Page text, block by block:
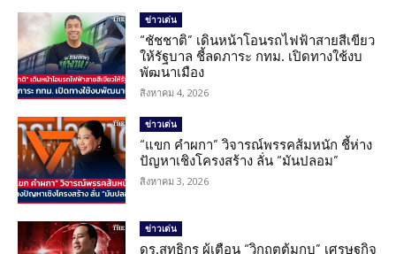
ข่าวเด่น
“ชัชชาติ” เดินหน้าโอนรถไฟฟ้าสายสีเขียว
ให้รัฐบาล ชี้ลดภาระ กทม. เปิดทางใช้งบ
พัฒนาเมือง
สิงหาคม 4, 2026
ข่าวเด่น
“แขก คำผกา” วิจารณ์พรรคส้มหนัก ชี้ห่าง
ปัญหาเชิงโครงสร้าง ลั่น “มันปลอม”
สิงหาคม 3, 2026
ข่าวเด่น
ดร.สุทธิกร ผู้เตือน “วิกฤตต้มกบ” เศรษฐกิจ